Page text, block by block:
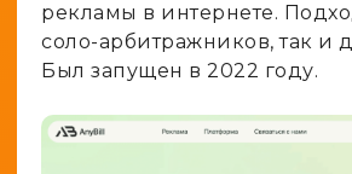
рекламы в интернете.
соло-арбитражников, так и
Был запущен в 2022 году.